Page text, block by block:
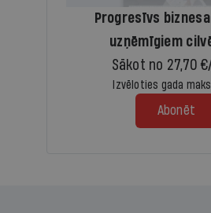
Progresīvs
uzņēmīgiem
Sākot no 27,70
Izvēloties gada
Abonēt